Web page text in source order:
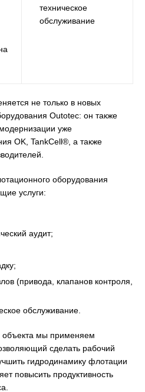
техническое
обслуживание
не только в новых
Outotec: он также
уже
OK, TankCell®, а также
оборудования
услуги:
аудит;
(привода, клапанов контроля,
обслуживание.
объекта мы применяем
сделать рабочий
гидродинамику флотации
повысить продуктивность